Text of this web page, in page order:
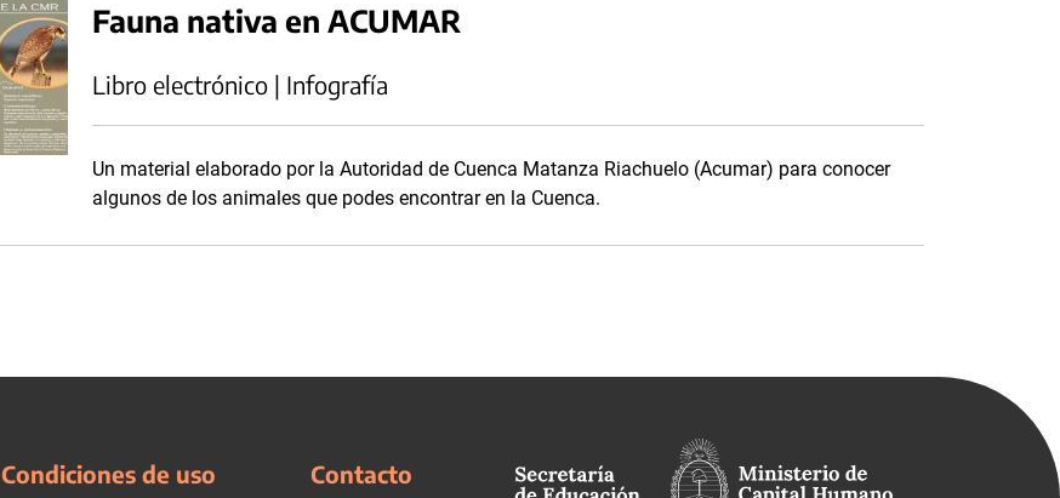
Fauna nativa en ACUMAR
Libro electrónico | Infografía
Un material elaborado por la Autoridad de Cuenca Matanza Riachuelo (Acumar) para conocer
algunos de los animales que podes encontrar en la Cuenca.
Condiciones de uso Contacto